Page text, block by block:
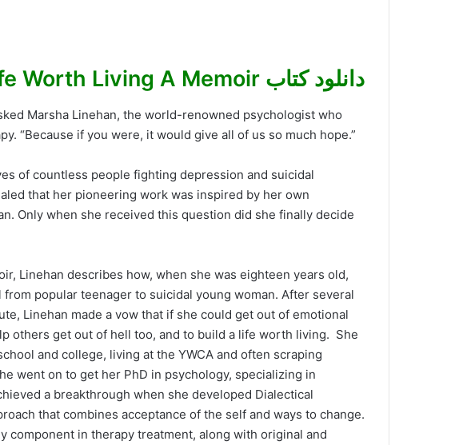
دانلود کتاب Building a Life Worth Living A Memoir
Marsha Linehan, the world-renowned psychologist who
“Because if you were, it would give all of us so much hope.”
of countless people fighting depression and suicidal
that her pioneering work was inspired by her own
Only when she received this question did she finally decide
Linehan describes how, when she was eighteen years old,
popular teenager to suicidal young woman. After several
Linehan made a vow that if she could get out of emotional
others get out of hell too, and to build a life worth living. She
and college, living at the YWCA and often scraping
went on to get her PhD in psychology, specializing in
a breakthrough when she developed Dialectical
that combines acceptance of the self and ways to change.
component in therapy treatment, along with original and